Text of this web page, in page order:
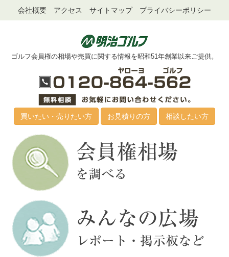
会社概要 アクセス サイトマップ プライバシーポリシー
ゴルフ会員権の相場や売買に関する情報を昭和51年創業以来ご提供。
買いたい・売りたい方 お見積りの方 相談したい方